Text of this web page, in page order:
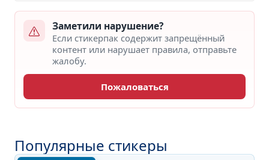
Заметили нарушение?
Если стикерпак содержит запрещённый
контент или нарушает правила, отправьте
жалобу.
Пожаловаться
Популярные стикеры